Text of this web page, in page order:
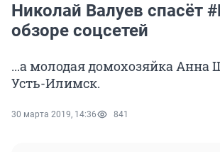
Николай Валуев спасёт
обзоре соцсетей
...а молодая домохозяйка Анна
Усть-Илимск.
30 марта 2019, 14:36 841